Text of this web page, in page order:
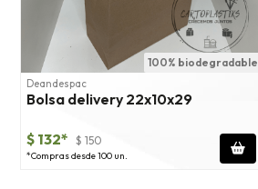
100% biodegradable
Deandespac
Bolsa delivery 22x10x29
$ 132* $ 150
*Compras desde 100 un.